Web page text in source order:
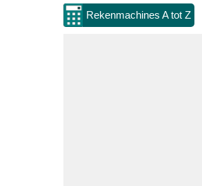
Rekenmachines A tot Z